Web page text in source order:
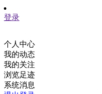
登录
个人中心
我的动态
我的关注
浏览足迹
系统消息